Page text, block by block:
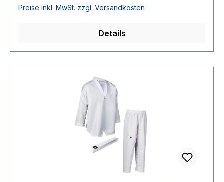
Preise inkl. MwSt. zzgl. Versandkosten
Details